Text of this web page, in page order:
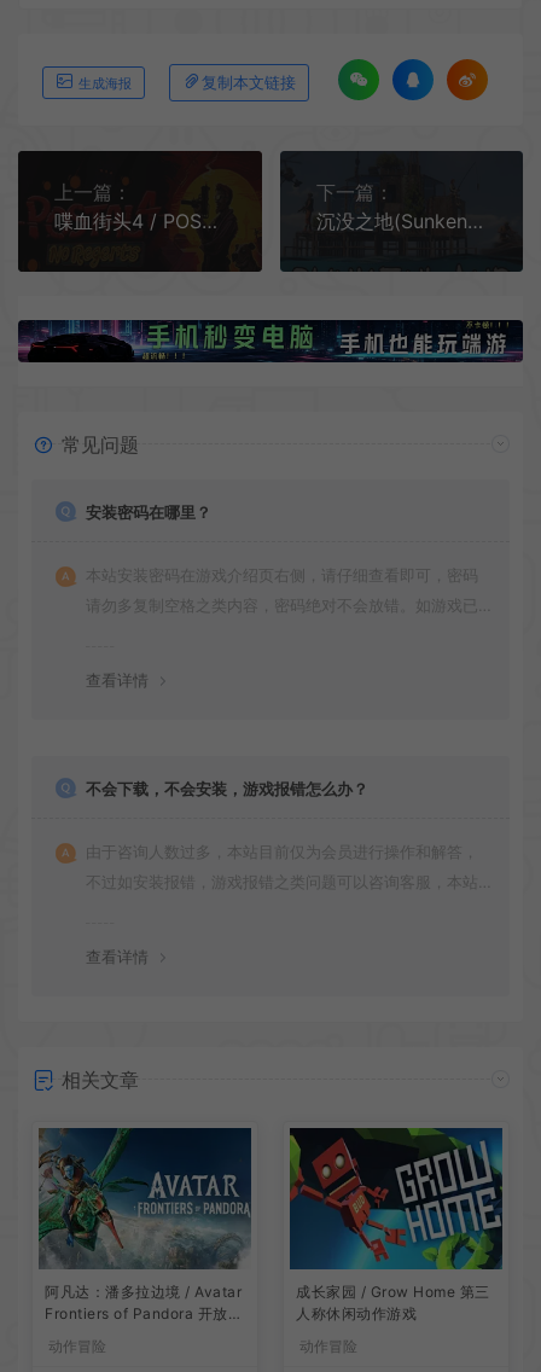
生成海报 复制本文链接
上一篇：
喋血街头4 / POSTAL 4 No Regerts 开放世界第一人称动作游戏
下一篇：
沉没之地(Sunkenland)末日生存动作探险游戏|下载
常见问题
安装密码在哪里？
本站安装密码在游戏介绍页右侧，请仔细查看即可，密码
请勿多复制空格之类内容，密码绝对不会放错。如游戏已
查看详情
不会下载，不会安装，游戏报错怎么办？
由于咨询人数过多，本站目前仅为会员进行操作和解答，
不过如安装报错，游戏报错之类问题可以咨询客服，本站
查看详情
相关文章
阿凡达：潘多拉边境 / Avatar
Frontiers of Pandora 开放世
动作冒险
成长家园 / Grow Home 第三
人称休闲动作游戏
动作冒险